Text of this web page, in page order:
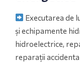
Executarea de
și echipamente
hidroelectrice,
reparații